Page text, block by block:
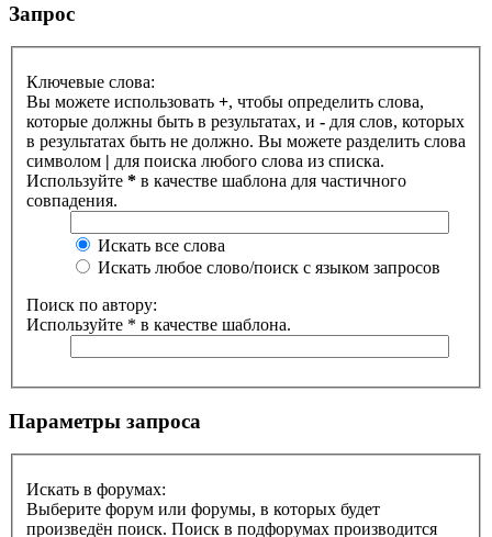
Запрос
Ключевые слова:
Вы можете использовать +, чтобы определить слова,
которые должны быть в результатах, и - для слов, которых
в результатах быть не должно. Вы можете разделить слова
символом | для поиска любого слова из списка.
Используйте * в качестве шаблона для частичного
совпадения.
Искать все слова
Искать любое слово/поиск с языком запросов
Поиск по автору:
Используйте * в качестве шаблона.
Параметры запроса
Искать в форумах:
Выберите форум или форумы, в которых будет
произведён поиск. Поиск в подфорумах производится